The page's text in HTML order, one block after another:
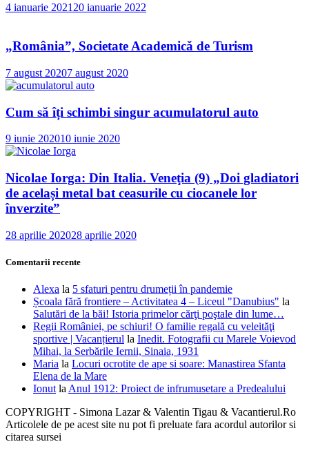
4 ianuarie 2021 20 ianuarie 2022
„România”, Societate Academică de Turism
7 august 20207 august 2020
Cum să îți schimbi singur acumulatorul auto
9 iunie 202010 iunie 2020
Nicolae Iorga: Din Italia. Veneţia (9) „Doi gladiatori
de același metal bat ceasurile cu ciocanele lor
înverzite”
28 aprilie 202028 aprilie 2020
Comentarii recente
Alexa la 5 sfaturi pentru drumeții în pandemie
Școala fără frontiere – Activitatea 4 – Liceul "Danubius" la
Salutări de la băi! Istoria primelor cărţi poştale din lume…
Regii României, pe schiuri! O familie regală cu veleităţi
sportive | Vacanțierul la Inedit. Fotografii cu Marele Voievod
Mihai, la Serbările Iernii, Sinaia, 1931
Maria la Locuri ocrotite de ape si soare: Manastirea Sfanta
Elena de la Mare
Ionut la Anul 1912: Proiect de infrumusetare a Predealului
COPYRIGHT - Simona Lazar & Valentin Tigau & Vacantierul.Ro
Articolele de pe acest site nu pot fi preluate fara acordul autorilor si
citarea sursei